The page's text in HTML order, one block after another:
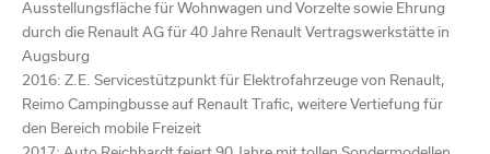
Ausstellungsfläche für Wohnwagen und Vorzelte sowie Ehrung
durch die Renault AG für 40 Jahre Renault Vertragswerkstätte in
Augsburg
2016: Z.E. Servicestützpunkt für Elektrofahrzeuge von Renault,
Reimo Campingbusse auf Renault Trafic, weitere Vertiefung für
den Bereich mobile Freizeit